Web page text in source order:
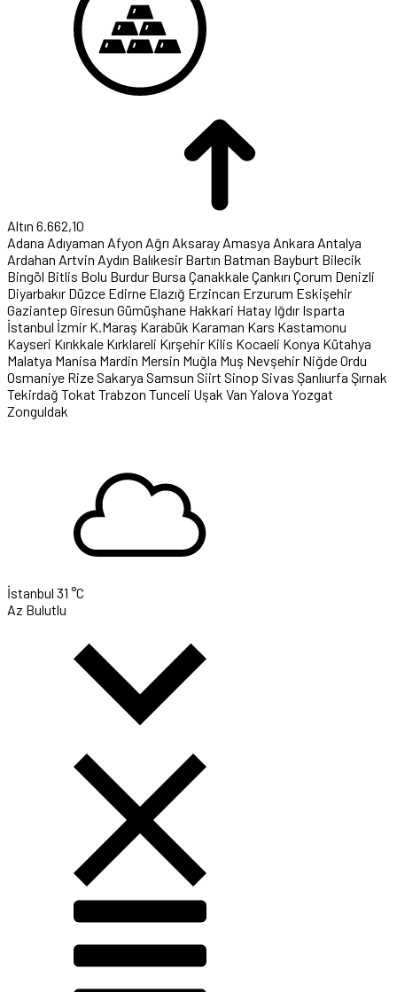
Altın 6.662,10
Adana Adıyaman Afyon Ağrı Aksaray Amasya Ankara Antalya
Ardahan Artvin Aydın Balıkesir Bartın Batman Bayburt Bilecik
Bingöl Bitlis Bolu Burdur Bursa ÇanakkaleÇankırı Çorum Denizli
Diyarbakır Düzce Edirne Elazığ Erzincan Erzurum Eskişehir
Gaziantep Giresun Gümüşhane Hakkari Hatay Iğdır Isparta
İstanbul İzmir K.Maraş Karabük Karaman Kars Kastamonu
Kayseri Kırıkkale Kırklareli Kırşehir Kilis Kocaeli Konya Kütahya
Malatya Manisa Mardin Mersin Muğla Muş Nevşehir NiğdeOrdu
Osmaniye RizeSakarya Samsun Siirt Sinop Sivas Şanlıurfa Şırnak
Tekirdağ Tokat Trabzon Tunceli Uşak Van Yalova Yozgat
Zonguldak
İstanbul 31 °C
Az Bulutlu